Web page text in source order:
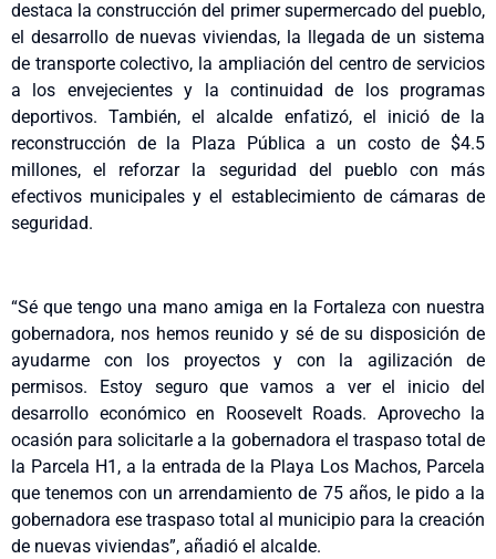
destaca la construcción del primer supermercado del pueblo,
el desarrollo de nuevas viviendas, la llegada de un sistema
de transporte colectivo, la ampliación del centro de servicios
a los envejecientes y la continuidad de los programas
deportivos. También, el alcalde enfatizó, el inició de la
reconstrucción de la Plaza Pública a un costo de $4.5
millones, el reforzar la seguridad del pueblo con más
efectivos municipales y el establecimiento de cámaras de
seguridad.
“Sé que tengo una mano amiga en la Fortaleza con nuestra
gobernadora, nos hemos reunido y sé de su disposición de
ayudarme con los proyectos y con la agilización de
permisos. Estoy seguro que vamos a ver el inicio del
desarrollo económico en Roosevelt Roads. Aprovecho la
ocasión para solicitarle a la gobernadora el traspaso total de
la Parcela H1, a la entrada de la Playa Los Machos, Parcela
que tenemos con un arrendamiento de 75 años, le pido a la
gobernadora ese traspaso total al municipio para la creación
de nuevas viviendas”, añadió el alcalde.